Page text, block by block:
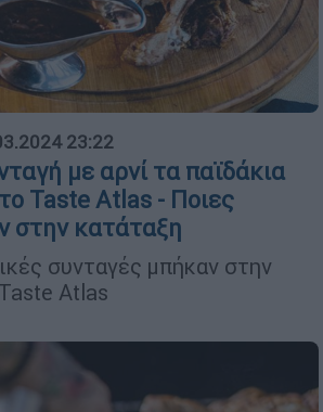
23:22
με αρνί τα παϊδάκια
Taste Atlas - Ποιες
στην κατάταξη
συνταγές μπήκαν στην
Atlas